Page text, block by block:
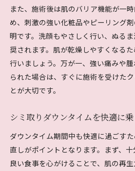
シミ取り後の仕事復帰タ
シミ取りダウンタイムを考
案
シミ取り後も安心して働く
シミ取り施術後の仕事への
シミ取りと仕事を両立する
シミ取りレーザー後の色素
シミ取り後の色素沈着の
シミ取りレーザー後に注
シミ取りの色素沈着リス
また、施術後は肌のバリア機能が一
め、刺激の強い化粧品やピーリング
明です。洗顔もやさしく行い、ぬる
奨されます。肌が乾燥しやすくなる
行いましょう。万が一、強い痛みや
られた場合は、すぐに施術を受けた
とが大切です。
シミ取りダウンタイムを快適に
ダウンタイム期間中も快適に過ごす
直しがポイントとなります。まず、
良い食事を心がけることで、肌の再